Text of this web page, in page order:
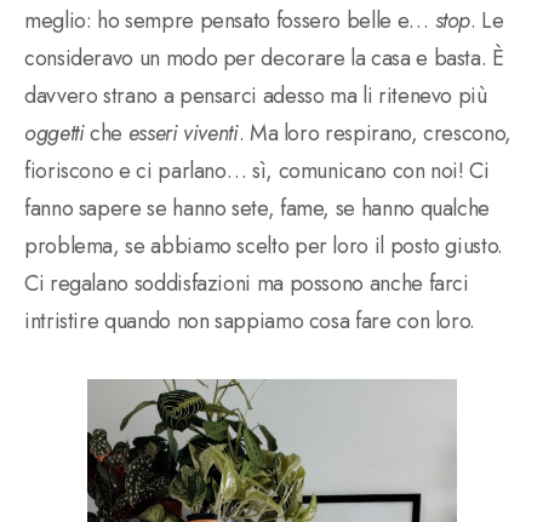
meglio: ho sempre pensato fossero belle e… stop. Le
consideravo un modo per decorare la casa e basta. È
davvero strano a pensarci adesso ma li ritenevo più
oggettiche esseri viventi. Ma loro respirano, crescono,
fioriscono e ci parlano… sì, comunicano con noi! Ci
fanno sapere se hanno sete, fame, se hanno qualche
problema, se abbiamo scelto per loro il posto giusto.
Ci regalano soddisfazioni ma possono anche farci
intristire quando non sappiamo cosa fare con loro.